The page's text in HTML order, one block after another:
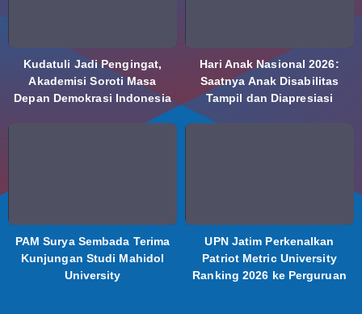
Kudatuli Jadi Pengingat,
Akademisi Soroti Masa
Depan Demokrasi Indonesia
Hari Anak Nasional 2026:
Saatnya Anak Disabilitas
Tampil dan Diapresiasi
PAM Surya Sembada Terima
Kunjungan Studi Mahidol
University
UPN Jatim Perkenalkan
Patriot Metric University
Ranking 2026 ke Perguruan